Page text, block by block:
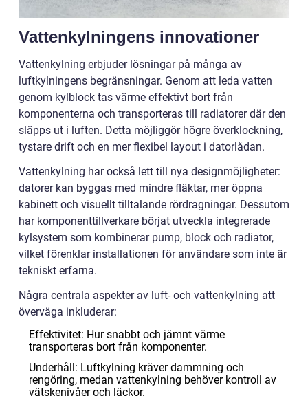
Vattenkylningens innovationer
Vattenkylning erbjuder lösningar på många av
luftkylningens begränsningar. Genom att leda vatten
genom kylblock tas värme effektivt bort från
komponenterna och transporteras till radiatorer där den
släpps ut i luften. Detta möjliggör högre överklockning,
tystare drift och en mer flexibel layout i datorlådan.
Vattenkylning har också lett till nya designmöjligheter:
datorer kan byggas med mindre fläktar, mer öppna
kabinett och visuellt tilltalande rördragningar. Dessutom
har komponenttillverkare börjat utveckla integrerade
kylsystem som kombinerar pump, block och radiator,
vilket förenklar installationen för användare som inte är
tekniskt erfarna.
Några centrala aspekter av luft- och vattenkylning att
överväga inkluderar:
Effektivitet: Hur snabbt och jämnt värme
transporteras bort från komponenter.
Underhåll: Luftkylning kräver dammning och
rengöring, medan vattenkylning behöver kontroll av
vätskenivåer och läckor.